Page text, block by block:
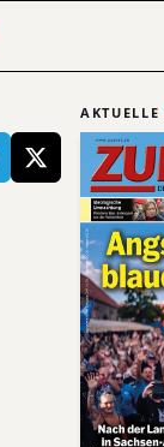
AKTUELLE